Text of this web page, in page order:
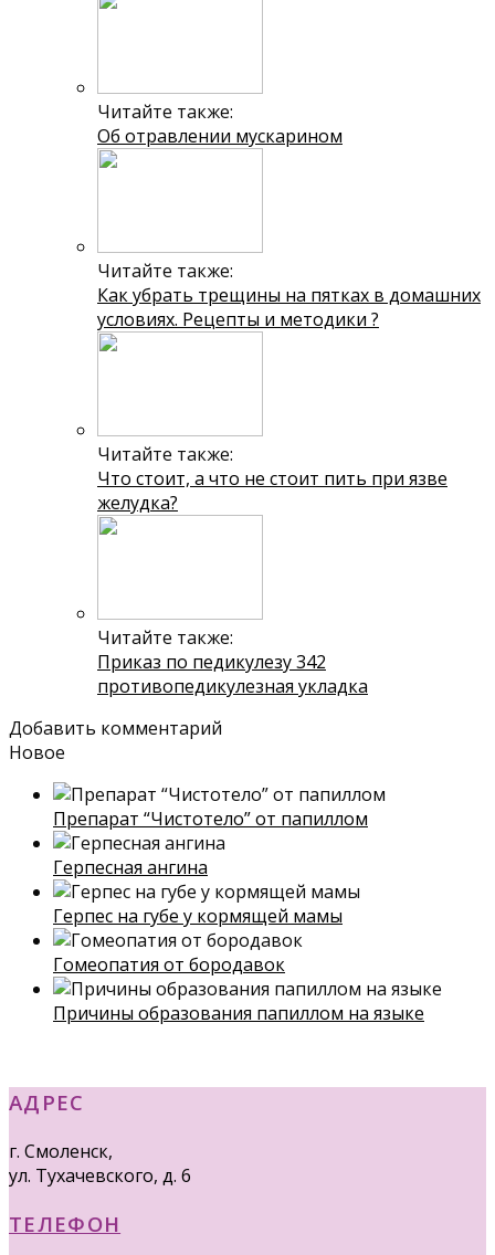
Читайте также:
Об отравлении мускарином
Читайте также:
Как убрать трещины на пятках в домашних
условиях. Рецепты и методики ?
Читайте также:
Что стоит, а что не стоит пить при язве
желудка?
Читайте также:
Приказ по педикулезу 342
противопедикулезная укладка
Добавить комментарий
Новое
Препарат “Чистотело” от папиллом
Герпесная ангина
Герпес на губе у кормящей мамы
Гомеопатия от бородавок
Причины образования папиллом на языке
АДРЕС
г. Смоленск,
ул. Тухачевского, д. 6
ТЕЛЕФОН